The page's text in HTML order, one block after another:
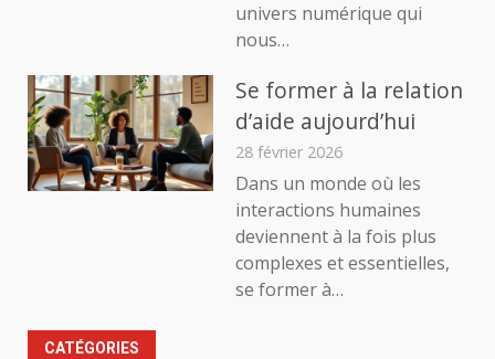
univers numérique qui
nous…
Se former à la relation
d’aide aujourd’hui
28 février 2026
Dans un monde où les
interactions humaines
deviennent à la fois plus
complexes et essentielles,
se former à…
CATÉGORIES